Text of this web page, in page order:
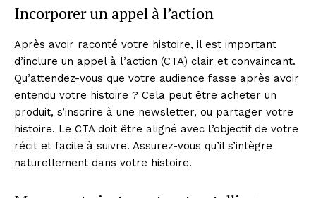
Incorporer un appel à l’action
Après avoir raconté votre histoire, il est important
d’inclure un appel à l’action (CTA) clair et convaincant.
Qu’attendez-vous que votre audience fasse après avoir
entendu votre histoire ? Cela peut être acheter un
produit, s’inscrire à une newsletter, ou partager votre
histoire. Le CTA doit être aligné avec l’objectif de votre
récit et facile à suivre. Assurez-vous qu’il s’intègre
naturellement dans votre histoire.